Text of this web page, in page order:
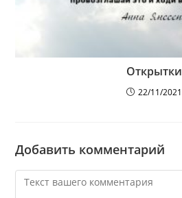
Открытки
22/11/2021
Добавить комментарий